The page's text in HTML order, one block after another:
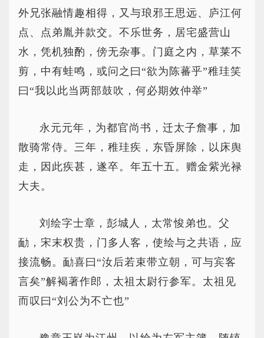
外兄张融情趣相得，又与琅邪王思远、庐江何
点、点弟胤并款交。不乐世务，居宅盛营山
水，凭机独酌，傍无杂事。门庭之内，草莱不
剪，中有蛙鸣，或问之曰“欲为陈蕃乎”稚珪笑
曰“我以此当两部鼓吹，何必期效仲举”
永元元年，为都官尚书，迁太子詹事，加
散骑常侍。三年，稚珪疾，东昏屏除，以床舆
走，因此疾甚，遂卒。年五十五。赠金紫光禄
大夫。
刘绘字士章，彭城人，太常悛弟也。父
勔，宋末权贵，门多人客，使绘与之共语，应
接流畅。勔喜曰“汝后若束带立朝，可与宾客
言矣”解褐著作郎，太祖太尉行参军。太祖见
而叹曰“刘公为不亡也”